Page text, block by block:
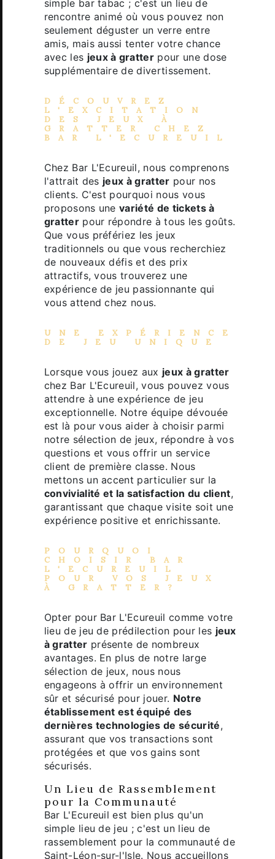
simple bar tabac ; c'est un lieu de
rencontre animé où vous pouvez non
seulement déguster un verre entre
amis, mais aussi tenter votre chance
avec les jeux à gratter pour une dose
supplémentaire de divertissement.
DÉCOUVREZ
L'EXCITATION
DES JEUX À
GRATTER
CHEZ
BAR L'ECUREUIL
Chez Bar L'Ecureuil, nous comprenons
l'attrait des jeux à gratter pour nos
clients. C'est pourquoi nous vous
proposons unevariété de tickets à
gratterpour répondre à tous les goûts.
Que vous préfériez les jeux
traditionnels ou que vous recherchiez
de nouveaux défis et des prix
attractifs, vous trouverez une
expérience de jeu passionnante qui
vous attend chez nous.
UNE EXPÉRIENCE
DE JEU UNIQUE
Lorsque vous jouez aux jeux à gratter
chez Bar L'Ecureuil, vous pouvez vous
attendre à une expérience de jeu
exceptionnelle. Notre équipe dévouée
est là pour vous aider à choisir parmi
notre sélection de jeux, répondre à vos
questions et vous offrir un service
client de première classe. Nous
mettons un accent particulier sur la
convivialité et la satisfaction du client,
garantissant que chaque visite soit une
expérience positive et enrichissante.
POURQUOI
CHOISIR BAR
L'ECUREUIL
POUR VOS JEUX
À GRATTER ?
Opter pour Bar L'Ecureuil comme votre
lieu de jeu de prédilection pour les jeux
à gratter présente de nombreux
avantages. En plus de notre large
sélection de jeux, nous nous
engageons à offrir un environnement
sûr et sécurisé pour jouer. Notre
établissement est équipé des
dernières technologies de sécurité,
assurant que vos transactions sont
protégées et que vos gains sont
sécurisés.
Un Lieu de Rassemblement
pour la Communauté
Bar L'Ecureuil est bien plus qu'un
simple lieu de jeu ; c'est un lieu de
rassemblement pour la communauté de
Saint-Léon-sur-l'Isle. Nous accueillons